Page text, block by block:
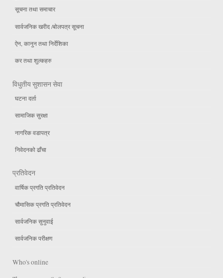
सूचना तथा समाचार
सार्वजनिक खरीद /बोलपत्र सूचना
ऐन, कानुन तथा निर्देशिका
कर तथा शुल्कहरु
विधुतीय सुशासन सेवा
घटना दर्ता
सामाजिक सुरक्षा
नागरिक वडापत्र
निवेदनको ढाँचा
प्रतिवेदन
वार्षिक प्रगति प्रतिवेदन
चौमासिक प्रगति प्रतिवेदन
सार्वजनिक सुनुवाई
सार्वजनिक परीक्षण
Who's online